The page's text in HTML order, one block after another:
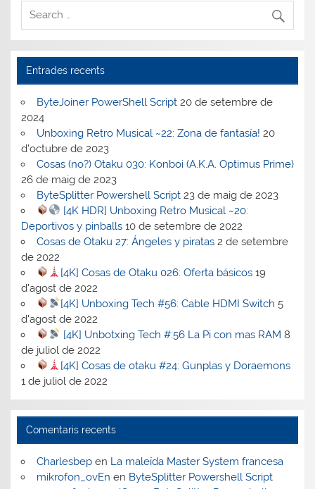
Entrades recents
ByteJoiner PowerShell Script 20 de setembre de
2024
Unboxing Retro Musical ~22: Zona de fantasía! 20
d'octubre de 2023
Cosas (no?) Otaku 030: Konboi (A.K.A. Optimus Prime)
26 de maig de 2023
ByteSplitter Powershell Script 23 de maig de 2023
[4K HDR] Unboxing Retro Musical ~20:
Deportivos y pinballs 10 de setembre de 2022
Cosas de Otaku 27: Ángeles y piratas 2 de setembre
de 2022
[4K] Cosas de Otaku 026: Oferta básicos 19
d'agost de 2022
[4K] Unboxing Tech #56: Cable HDMI Switch 5
d'agost de 2022
[4K] Unbotxing Tech #:56 La Pi con mas RAM 8
de juliol de 2022
[4K] Cosas de otaku #24: Gunplas y Doraemons
1 de juliol de 2022
Comentaris recents
Charlesbepen La maleïda Master System francesa
mikrofon_ovEn en ByteSplitter Powershell Script